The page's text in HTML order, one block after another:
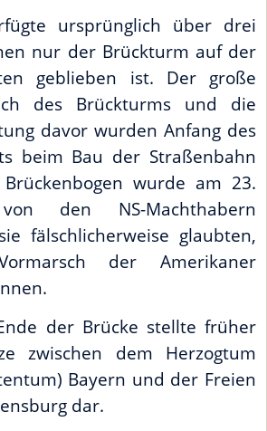
ursprünglich über drei
nur der Brückturm auf der
geblieben ist. Der große
des Brückturms und die
davor wurden Anfang des
beim Bau der Straßenbahn
wurde am 23.
den NS-Machthabern
fälschlicherweise glaubten,
der Amerikaner
der Brücke stellte früher
zwischen dem Herzogtum
Bayern und der Freien
dar.